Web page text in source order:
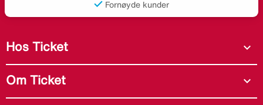
Fornøyde kunder
Hos Ticket expand_more
Om Ticket expand_more